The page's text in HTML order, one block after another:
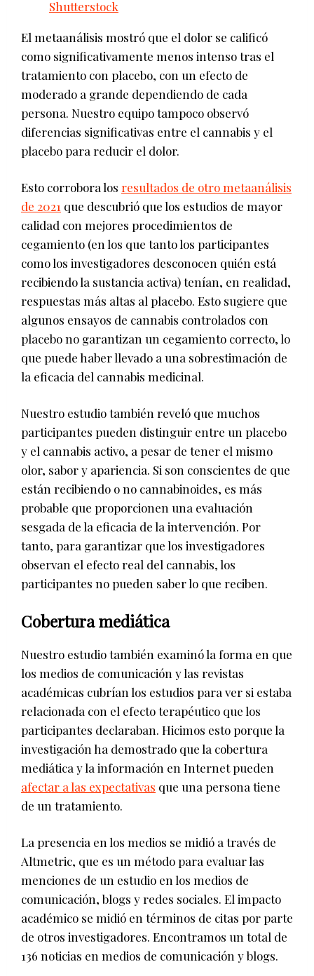
Shutterstock
El metaanálisis mostró que el dolor se calificó
como significativamente menos intenso tras el
tratamiento con placebo, con un efecto de
moderado a grande dependiendo de cada
persona. Nuestro equipo tampoco observó
diferencias significativas entre el cannabis y el
placebo para reducir el dolor.
Esto corrobora los resultados de otro metaanálisis
de 2021 que descubrió que los estudios de mayor
calidad con mejores procedimientos de
cegamiento (en los que tanto los participantes
como los investigadores desconocen quién está
recibiendo la sustancia activa) tenían, en realidad,
respuestas más altas al placebo. Esto sugiere que
algunos ensayos de cannabis controlados con
placebo no garantizan un cegamiento correcto, lo
que puede haber llevado a una sobrestimación de
la eficacia del cannabis medicinal.
Nuestro estudio también reveló que muchos
participantes pueden distinguir entre un placebo
y el cannabis activo, a pesar de tener el mismo
olor, sabor y apariencia. Si son conscientes de que
están recibiendo o no cannabinoides, es más
probable que proporcionen una evaluación
sesgada de la eficacia de la intervención. Por
tanto, para garantizar que los investigadores
observan el efecto real del cannabis, los
participantes no pueden saber lo que reciben.
Cobertura mediática
Nuestro estudio también examinó la forma en que
los medios de comunicación y las revistas
académicas cubrían los estudios para ver si estaba
relacionada con el efecto terapéutico que los
participantes declaraban. Hicimos esto porque la
investigación ha demostrado que la cobertura
mediática y la información en Internet pueden
afectar a las expectativas que una persona tiene
de un tratamiento.
La presencia en los medios se midió a través de
Altmetric, que es un método para evaluar las
menciones de un estudio en los medios de
comunicación, blogs y redes sociales. El impacto
académico se midió en términos de citas por parte
de otros investigadores. Encontramos un total de
136 noticias en medios de comunicación y blogs.